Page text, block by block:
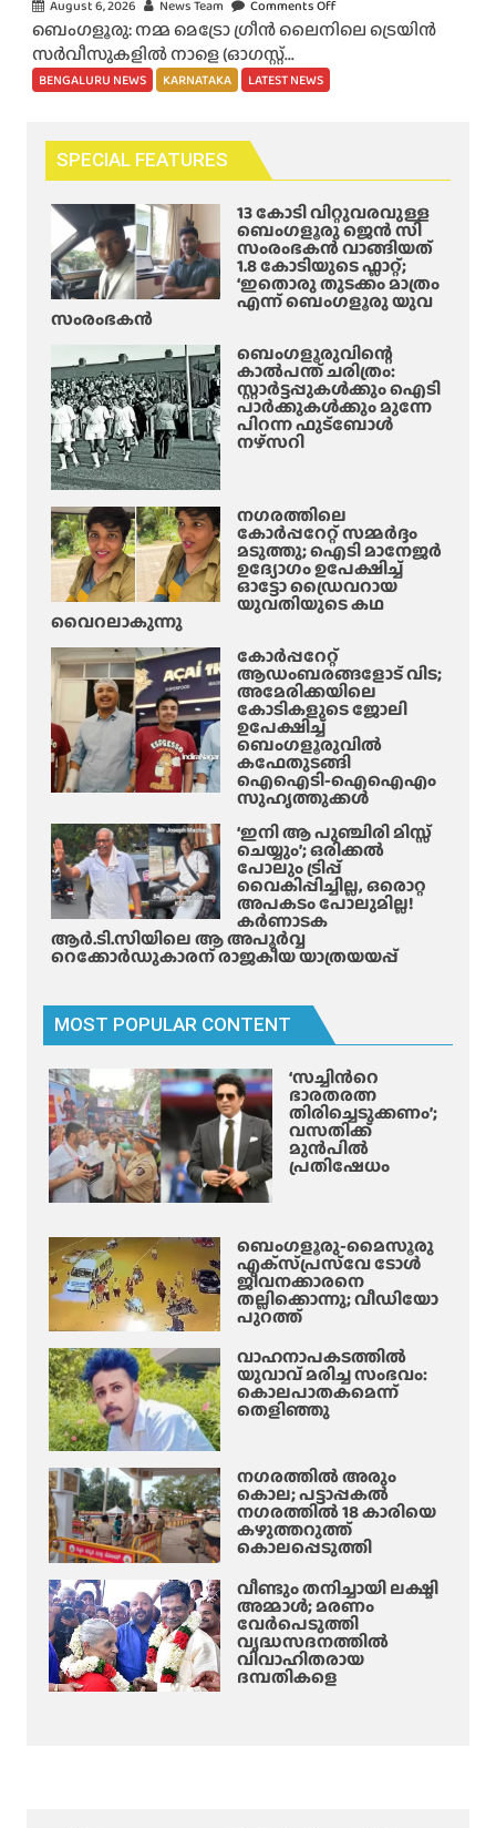
ള്ളി
3
കാ
രി
യു
ടെ
ജീ
നെ
ടു
ത്തു
:
ടി
ജീ
വ
ന
ക്കാ
ൻ
അ
റ
സ്റ്റി
August 6, 2026 News Team Comments Off
n
ൻ
നി
ൽ
നാ
ളെ
യി
ൻ
സ
ർ
ളി
ൽ
മാ
റ്റം
;
ബെംഗളൂരു: നമ്മ മെട്രോ ഗ്രീൻ ലൈനിലെ ട്രെയിൻ
സർവീസുകളിൽ നാളെ (ഓഗസ്റ്റ്...
BENGALURU NEWS KARNATAKA LATEST NEWS
SPECIAL FEATURES
13 കോടി വിറ്റുവരവുള്ള
ബെംഗളൂരു ജെൻ സി
സംരംഭകൻ വാങ്ങിയത്
1.8 കോടിയുടെ ഫ്ലാറ്റ്;
‘ഇതൊരു തുടക്കം മാത്രം
എന്ന് ബെംഗളൂരു യുവ
സംരംഭകൻ
ബെംഗളൂരുവിന്റെ
കാൽപന്ത് ചരിത്രം:
സ്റ്റാർട്ടപ്പുകൾക്കും ഐടി
പാർക്കുകൾക്കും മുന്നേ
പിറന്ന ഫുട്ബോൾ
നഴ്സറി
നഗരത്തിലെ
കോർപ്പറേറ്റ് സമ്മർദ്ദം
മടുത്തു; ഐടി മാനേജർ
ഉദ്യോഗം ഉപേക്ഷിച്ച്
ഓട്ടോ ഡ്രൈവറായ
യുവതിയുടെ കഥ
വൈറലാകുന്നു
കോർപ്പറേറ്റ്
ആഡംബരങ്ങളോട് വിട;
അമേരിക്കയിലെ
കോടികളുടെ ജോലി
ഉപേക്ഷിച്ച്
ബെംഗളൂരുവിൽ
കഫേതുടങ്ങി
ഐഐടി-ഐഐഎം
സുഹൃത്തുക്കൾ
‘ഇനി ആ പുഞ്ചിരി മിസ്സ്
ചെയ്യും’; ഒരിക്കൽ
പോലും ട്രിപ്പ്
വൈകിപ്പിച്ചില്ല, ഒരൊറ്റ
അപകടം പോലുമില്ല!
കർണാടക
ആർ.ടി.സിയിലെ ആ അപൂർവ്വ
റെക്കോർഡുകാരന് രാജകീയ യാത്രയയപ്പ്
MOST POPULAR CONTENT
‘സച്ചിന്‍റെ
ഭാരതരത്ന
തിരിച്ചെടുക്കണം’;
വസതിക്ക്
മുൻപിൽ
പ്രതിഷേധം
ബെംഗളൂരു-മൈസൂരു
എക്‌സ്‌പ്രസ്‌വേ ടോൾ
ജീവനക്കാരനെ
തല്ലിക്കൊന്നു; വീഡിയോ
പുറത്ത്
വാഹനാപകടത്തിൽ
യുവാവ് മരിച്ച സംഭവം:
കൊലപാതകമെന്ന്
തെളിഞ്ഞു
നഗരത്തിൽ അരും
കൊല; പട്ടാപ്പകൽ
നഗരത്തിൽ 18 കാരിയെ
കഴുത്തറുത്ത്
കൊലപ്പെടുത്തി
വീണ്ടും തനിച്ചായി ലക്ഷ്മി
അമ്മാള്‍; മരണം
വേർപെടുത്തി
വൃദ്ധസദനത്തില്‍
വിവാഹിതരായ
ദമ്പതികളെ